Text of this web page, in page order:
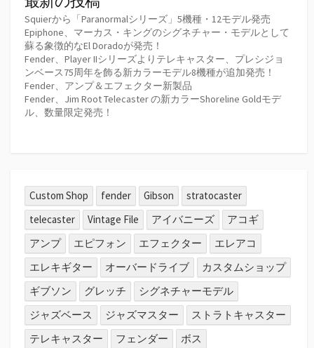
Squierから「Paranormalシリーズ」5機種・12モデル発売
Epiphone、マーカス・キングのシグネチャー・モデルとして
蘇る象徴的なEl Doradoが発売！
Fender、Player IIシリーズよりテレキャスター、プレシジョ
ンベース75周年を飾る新カラーモデル8機種が追加発売！
Fender、アンプ＆エフェクター新製品
Fender、Jim Root Telecaster の新カラーShoreline Goldモデ
ル、数量限定発売！
Custom Shop fender Gibson
stratocaster
telecaster
Vintage File アイバニーズ
アコギ
アンプ
エピフォン エフェクター
エレアコ
エレキギター
オーバードライブ
カスタムショップ
ギブソン
グレッチ
シグネチャーモデル
ジャズベース
ジャズマスター
ストラトキャスター
テレキャスター
フェンダー
ボス